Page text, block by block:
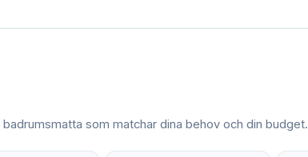
badrumsmatta som matchar dina behov och din budget.